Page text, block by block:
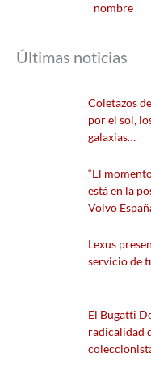
nombre
Últimas noticias
Coletazos
por el sol,
galaxias…
“El
está en la
Volvo
Lexus
servicio de
El Bugatti
radicalidad